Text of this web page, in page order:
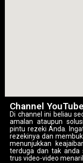
Channel
Di channel ini beliau
amalan ataupun
pintu rezeki Anda.
rezekinya dan
menunjukkan
terduga dan tak anda
trus video-video